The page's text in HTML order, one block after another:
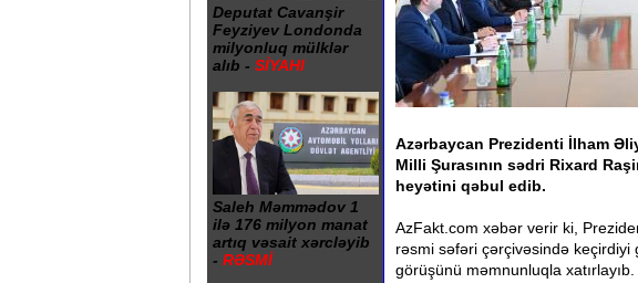
Deputat Cavanşir
Feyziyev Londonda
milyonluq mülklər
alıb - SİYAHI
Saleh Məmmədov 1
ilə 176 milyon manat
artıq vəsait xərcləyib
- RƏSMİ
Azərbaycan Prezidenti İlham
Milli Şurasının sədri Rixard
heyətini qəbul edib.
AzFakt.com xəbər verir ki,
rəsmi səfəri çərçivəsində
görüşünü məmnunluqla xatırlayıb.